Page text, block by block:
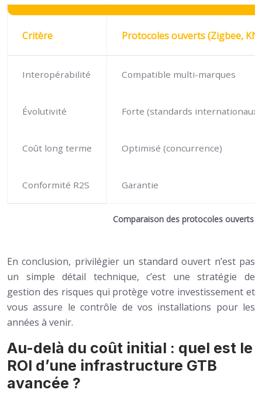
Comparaison des protocoles ouverts
Critère Protocoles ouverts (Zigbee,
Interopérabilité Compatible multi-marques
Évolutivité Forte (standards internationaux)
Coût long terme Optimisé (concurrence)
Conformité R2S Garantie
En conclusion, privilégier un standard ouvert n’est pas
un simple détail technique, c’est une stratégie de
gestion des risques qui protège votre investissement et
vous assure le contrôle de vos installations pour les
années à venir.
Au-delà du coût initial : quel est le
ROI d’une infrastructure GTB
avancée ?